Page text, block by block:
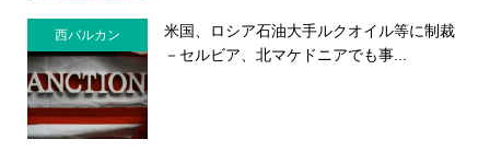
西バルカン
米国、ロシア石油大手ルクオイル等に制裁
－セルビア、北マケドニアでも事...